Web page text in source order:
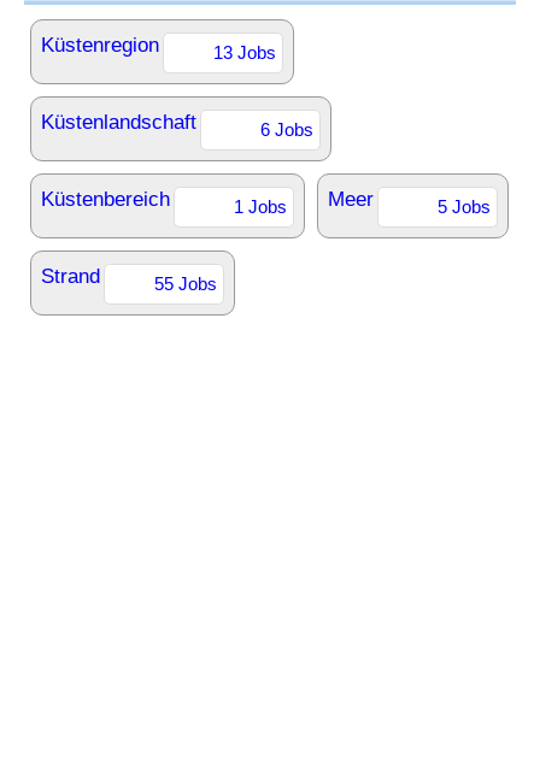
Küstenregion 13 Jobs
Küstenlandschaft 6 Jobs
Küstenbereich 1 Jobs Meer 5 Jobs
Strand 55 Jobs